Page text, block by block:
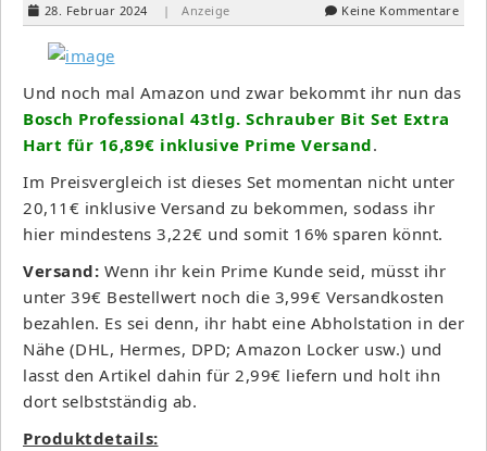
28. Februar 2024 | Anzeige Keine Kommentare
Und noch mal Amazon und zwar bekommt ihr nun das
Bosch Professional 43tlg. Schrauber Bit Set Extra
Hart für 16,89€ inklusive Prime Versand.
Im Preisvergleich ist dieses Set momentan nicht unter
20,11€ inklusive Versand zu bekommen, sodass ihr
hier mindestens 3,22€ und somit 16% sparen könnt.
Versand: Wenn ihr kein Prime Kunde seid, müsst ihr
unter 39€ Bestellwert noch die 3,99€ Versandkosten
bezahlen. Es sei denn, ihr habt eine Abholstation in der
Nähe (DHL, Hermes, DPD; Amazon Locker usw.) und
lasst den Artikel dahin für 2,99€ liefern und holt ihn
dort selbstständig ab.
Produktdetails: